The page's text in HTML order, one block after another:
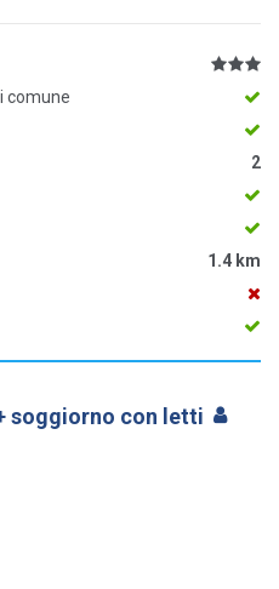
comune
2
1.4 km
soggiorno con letti